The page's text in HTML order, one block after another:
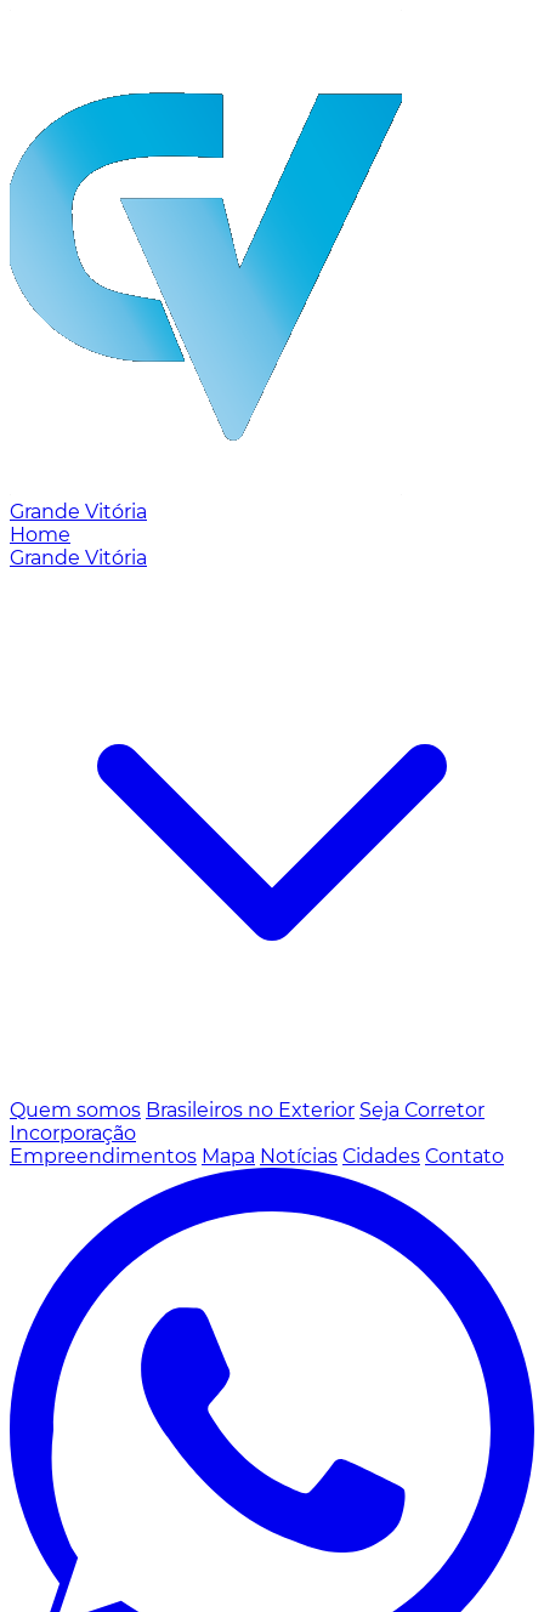
Grande Vitória
Home
Grande Vitória
Quem somos Brasileiros no Exterior Seja Corretor
Incorporação
Empreendimentos Mapa Notícias Cidades Contato